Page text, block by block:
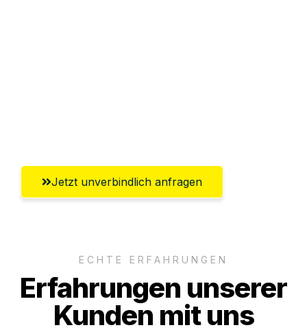
Jetzt unverbindlich anfragen
ECHTE ERFAHRUNGEN
Erfahrungen unserer
Kunden mit uns